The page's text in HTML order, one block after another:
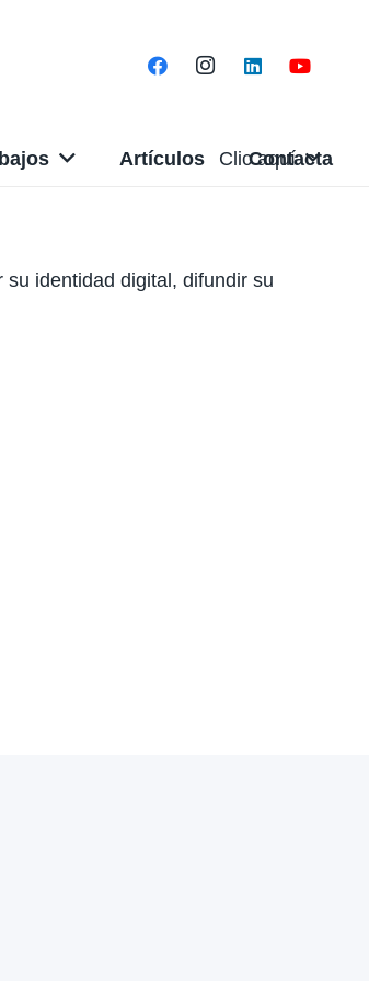
Artículos Contacta
Clic aquí
identidad digital, difundir su